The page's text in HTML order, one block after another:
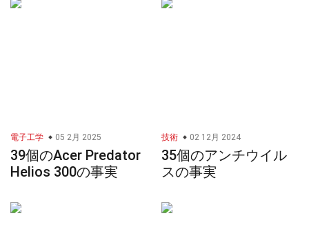
電子工学 05 2月 2025
39個のAcer Predator
Helios 300の事実
技術 02 12月 2024
35個のアンチウイル
スの事実